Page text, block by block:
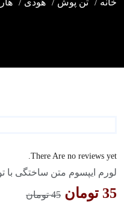
There Are no reviews yet.
لورم ایپسوم متن ساختگی با
35 تومان 45 تومان